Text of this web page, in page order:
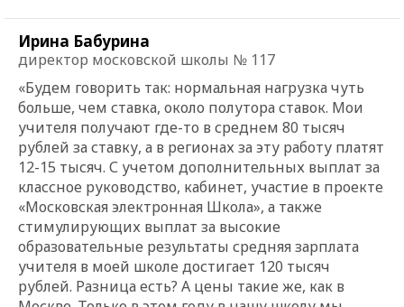
Ирина Бабурина
директор московской школы № 117
«Будем говорить так: нормальная нагрузка чуть
больше, чем ставка, около полутора ставок. Мои
учителя получают где-то в среднем 80 тысяч
рублей за ставку, а в регионах за эту работу платят
12-15 тысяч. С учетом дополнительных выплат за
классное руководство, кабинет, участие в проекте
«Московская электронная Школа», а также
стимулирующих выплат за высокие
образовательные результаты средняя зарплата
учителя в моей школе достигает 120 тысяч
рублей. Разница есть? А цены такие же, как в